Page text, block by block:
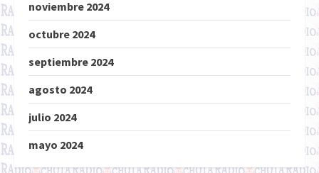
noviembre 2024
octubre 2024
septiembre 2024
agosto 2024
julio 2024
mayo 2024